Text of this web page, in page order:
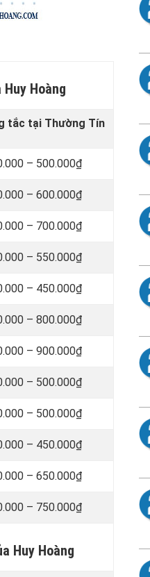
Hoàng
tắc tại Thường Tín
– 500.000₫
– 600.000₫
– 700.000₫
– 550.000₫
– 450.000₫
– 800.000₫
– 900.000₫
– 500.000₫
– 500.000₫
– 450.000₫
– 650.000₫
– 750.000₫
Huy Hoàng